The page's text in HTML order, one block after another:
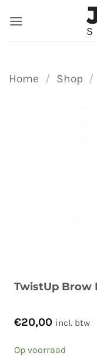
naar
Home / Shop /
TwistUp Brow
€20,00 incl. btw
Op voorraad